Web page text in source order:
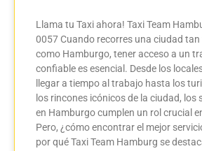
Llama tu Taxi ahora! Taxi Team
0057 Cuando recorres una ciudad
como Hamburgo, tener acceso a un
confiable es esencial. Desde los
llegar a tiempo al trabajo hasta los
los rincones icónicos de la ciudad, los
en Hamburgo cumplen un rol crucial
Pero, ¿cómo encontrar el mejor
por qué Taxi Team Hamburg se